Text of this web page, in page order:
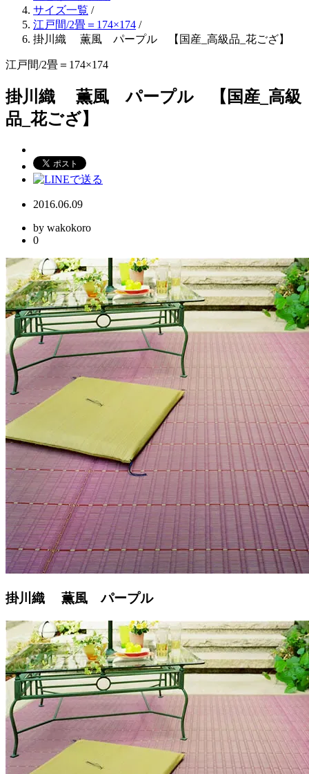
サイズ一覧 /
江戸間/2畳＝174×174 /
掛川織 薫風 パープル 【国産_高級品_花ござ】
江戸間/2畳＝174×174
掛川織 薫風 パープル 【国産_高級
品_花ござ】
2016.06.09
by wakokoro
0
掛川織 薫風 パープル